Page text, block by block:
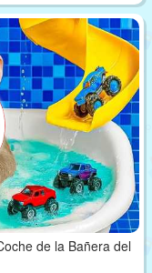
de la Bañera del